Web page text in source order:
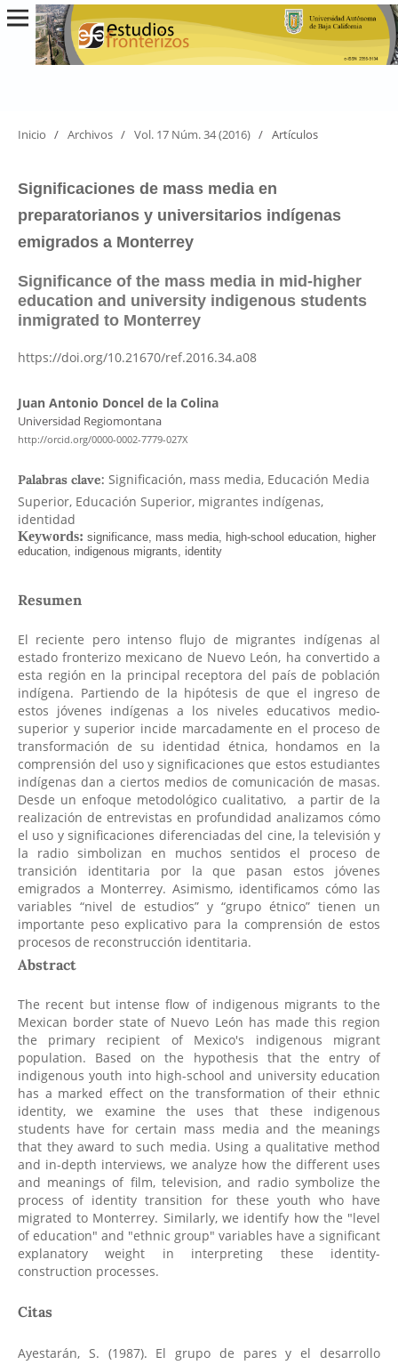
Inicio / Archivos / Vol. 17 Núm. 34 (2016) / Artículos
Significaciones de mass media en
preparatorianos y universitarios indígenas
emigrados a Monterrey
Significance of the mass media in mid-higher
education and university indigenous students
inmigrated to Monterrey
https://doi.org/10.21670/ref.2016.34.a08
Juan Antonio Doncel de la Colina
Universidad Regiomontana
http://orcid.org/0000-0002-7779-027X
Palabras clave: Significación, mass media, Educación Media
Superior, Educación Superior, migrantes indígenas,
identidad
Resumen
El reciente pero intenso flujo de migrantes indígenas al
estado fronterizo mexicano de Nuevo León, ha convertido a
esta región en la principal receptora del país de población
indígena. Partiendo de la hipótesis de que el ingreso de
estos jóvenes indígenas a los niveles educativos medio-
superior y superior incide marcadamente en el proceso de
transformación de su identidad étnica, hondamos en la
comprensión del uso y significaciones que estos estudiantes
indígenas dan a ciertos medios de comunicación de masas.
Desde un enfoque metodológico cualitativo, a partir de la
realización de entrevistas en profundidad analizamos cómo
el uso y significaciones diferenciadas del cine, la televisión y
la radio simbolizan en muchos sentidos el proceso de
transición identitaria por la que pasan estos jóvenes
emigrados a Monterrey. Asimismo, identificamos cómo las
variables “nivel de estudios” y “grupo étnico” tienen un
importante peso explicativo para la comprensión de estos
procesos de reconstrucción identitaria.
Abstract
The recent but intense flow of indigenous migrants to the
Mexican border state of Nuevo León has made this region
the primary recipient of Mexico's indigenous migrant
population. Based on the hypothesis that the entry of
indigenous youth into high-school and university education
has a marked effect on the transformation of their ethnic
identity, we examine the uses that these indigenous
students have for certain mass media and the meanings
that they award to such media. Using a qualitative method
and in-depth interviews, we analyze how the different uses
and meanings of film, television, and radio symbolize the
process of identity transition for these youth who have
migrated to Monterrey. Similarly, we identify how the "level
of education" and "ethnic group" variables have a significant
explanatory weight in interpreting these identity-
construction processes.
Citas
Ayestarán, S. (1987). El grupo de pares y el desarrollo